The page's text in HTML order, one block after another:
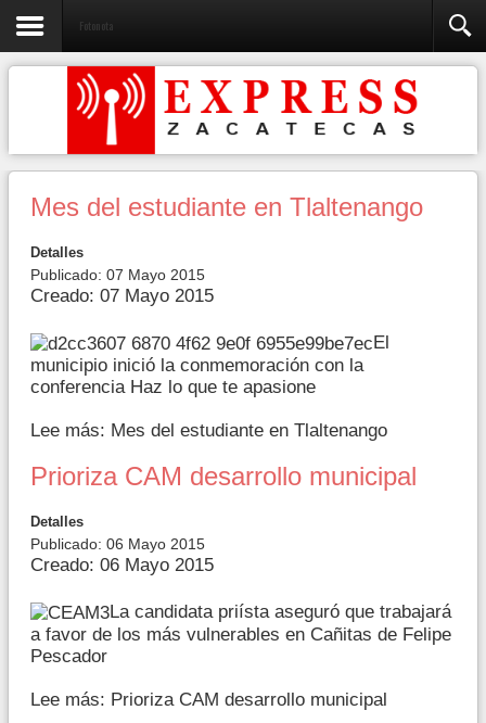
Fotonota
Mes del estudiante en Tlaltenango
Detalles
Publicado: 07 Mayo 2015
Creado: 07 Mayo 2015
El
municipio inició la conmemoración con la
conferencia Haz lo que te apasione
Lee más: Mes del estudiante en Tlaltenango
Prioriza CAM desarrollo municipal
Detalles
Publicado: 06 Mayo 2015
Creado: 06 Mayo 2015
La candidata priísta aseguró que trabajará
a favor de los más vulnerables en Cañitas de Felipe
Pescador
Lee más: Prioriza CAM desarrollo municipal